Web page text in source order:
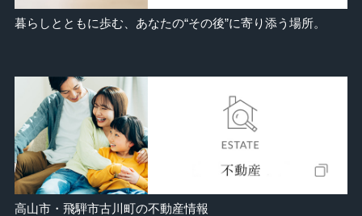
暮らしとともに歩む、あなたの“その後”に寄り添う場所。
高山市・飛騨市古川町の不動産情報